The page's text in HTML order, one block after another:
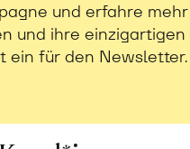
und erfahre mehr
und ihre einzigartigen
ein für den Newsletter.